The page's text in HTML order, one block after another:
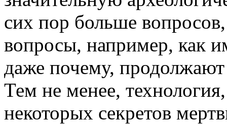
сих пор больше
вопросы, например, как
даже почему, продолжают
Тем не менее,
некоторых секретов